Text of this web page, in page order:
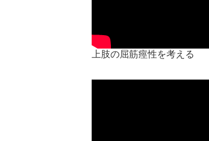
上肢の屈筋痙性を考える